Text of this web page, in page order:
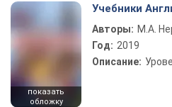
показать
обложку
Учебники
Авторы: М.А.
Год: 2019
Описание: